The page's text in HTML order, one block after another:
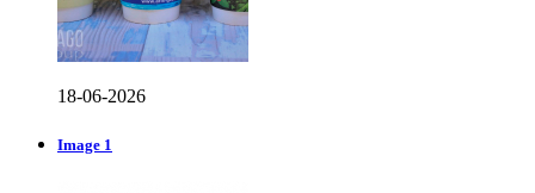
18-06-2026
Image 1